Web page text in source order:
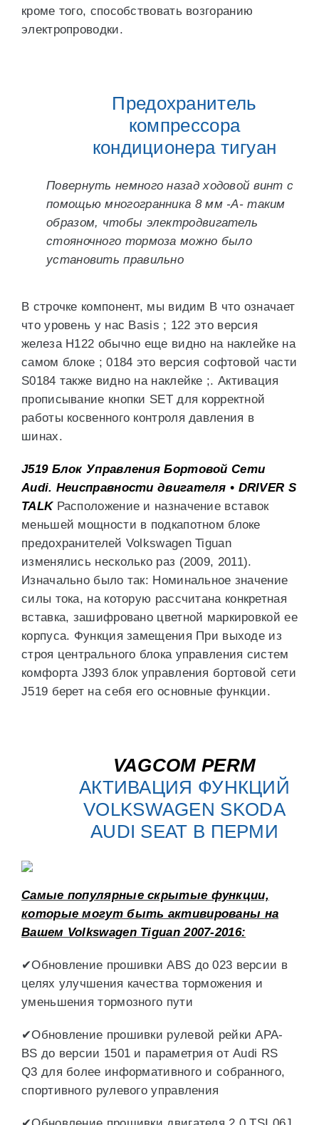
кроме того, способствовать возгоранию
электропроводки.
Предохранитель
компрессора
кондиционера тигуан
Повернуть немного назад ходовой винт с
помощью многогранника 8 мм -A- таким
образом, чтобы электродвигатель
стояночного тормоза можно было
установить правильно
В строчке компонент, мы видим B что означает
что уровень у нас Basis ; 122 это версия
железа H122 обычно еще видно на наклейке на
самом блоке ; 0184 это версия софтовой части
S0184 также видно на наклейке ;. Активация
прописывание кнопки SET для корректной
работы косвенного контроля давления в
шинах.
J519 Блок Управления Бортовой Сети
Audi. Неисправности двигателя • DRIVER S
TALKРасположение и назначение вставок
меньшей мощности в подкапотном блоке
предохранителей Volkswagen Tiguan
изменялись несколько раз (2009, 2011).
Изначально было так: Номинальное значение
силы тока, на которую рассчитана конкретная
вставка, зашифровано цветной маркировкой ее
корпуса. Функция замещения При выходе из
строя центрального блока управления систем
комфорта J393 блок управления бортовой сети
J519 берет на себя его основные функции.
VAGCOM PERM
АКТИВАЦИЯ ФУНКЦИЙ
VOLKSWAGEN SKODA
AUDI SEAT В ПЕРМИ
Самые популярные скрытые функции,
которые могут быть активированы на
Вашем Volkswagen Tiguan 2007-2016:
✔Обновление прошивки ABS до 023 версии в
целях улучшения качества торможения и
уменьшения тормозного пути
✔Обновление прошивки рулевой рейки APA-
BS до версии 1501 и параметрия от Audi RS
Q3 для более информативного и собранного,
спортивного рулевого управления